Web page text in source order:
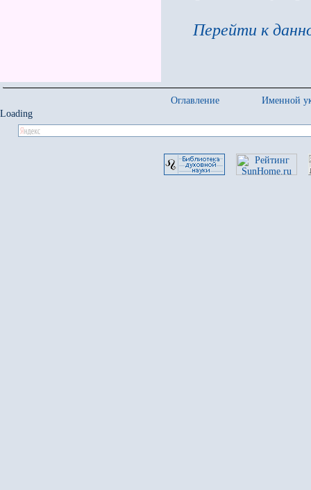
Перейти к
Оглавление
Именной
Loading